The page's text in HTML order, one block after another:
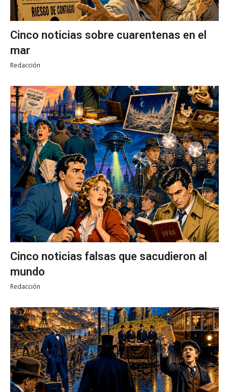
Cinco noticias sobre cuarentenas en el
mar
Redacción
Cinco noticias falsas que sacudieron al
mundo
Redacción